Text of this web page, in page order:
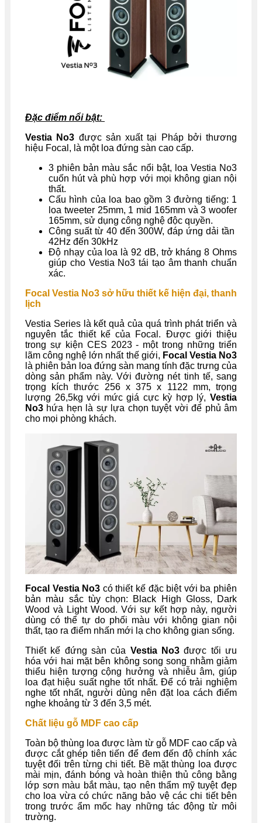
Đặc điểm nổi bật:
Vestia No3 được sản xuất tại Pháp bởi thương
hiệu Focal, là một loa đứng sàn cao cấp.
3 phiên bản màu sắc nổi bật, loa Vestia No3
cuốn hút và phù hợp với mọi không gian nội
thất.
Cấu hình của loa bao gồm 3 đường tiếng: 1
loa tweeter 25mm, 1 mid 165mm và 3 woofer
165mm, sử dụng công nghệ độc quyền.
Công suất từ 40 đến 300W, đáp ứng dải tần
42Hz đến 30kHz
Độ nhạy của loa là 92 dB, trở kháng 8 Ohms
giúp cho Vestia No3 tái tạo âm thanh chuẩn
xác.
Focal Vestia No3 sở hữu thiết kế hiện đại, thanh
lịch
Vestia Series là kết quả của quá trình phát triển và
nguyên tắc thiết kế của Focal. Được giới thiệu
trong sự kiện CES 2023 - một trong những triển
lãm công nghệ lớn nhất thế giới, Focal Vestia No3
là phiên bản loa đứng sàn mang tính đặc trưng của
dòng sản phẩm này. Với đường nét tinh tế, sang
trọng kích thước 256 x 375 x 1122 mm, trọng
lượng 26,5kg với mức giá cực kỳ hợp lý, Vestia
No3 hứa hẹn là sự lựa chọn tuyệt vời để phủ âm
cho mọi phòng khách.
Focal Vestia No3 có thiết kế đặc biệt với ba phiên
bản màu sắc tùy chọn: Black High Gloss, Dark
Wood và Light Wood. Với sự kết hợp này, người
dùng có thể tự do phối màu với không gian nội
thất, tạo ra điểm nhấn mới lạ cho không gian sống.
Thiết kế đứng sàn của Vestia No3 được tối ưu
hóa với hai mặt bên không song song nhằm giảm
thiểu hiện tượng cộng hưởng và nhiễu âm, giúp
loa đạt hiệu suất nghe tốt nhất. Để có trải nghiệm
nghe tốt nhất, người dùng nên đặt loa cách điểm
nghe khoảng từ 3 đến 3,5 mét.
Chất liệu gỗ MDF cao cấp
Toàn bộ thùng loa được làm từ gỗ MDF cao cấp và
được cắt ghép tiên tiến để đem đến độ chính xác
tuyệt đối trên từng chi tiết. Bề mặt thùng loa được
mài mịn, đánh bóng và hoàn thiện thủ công bằng
lớp sơn màu bắt màu, tạo nên thẩm mỹ tuyệt đẹp
cho loa vừa có chức năng bảo vệ các chi tiết bên
trong trước ẩm mốc hay những tác động từ môi
trường.